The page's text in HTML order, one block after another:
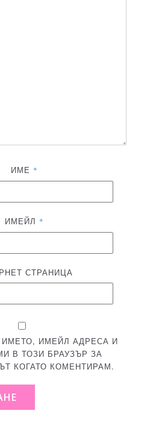
ИМЕ *
ИМЕЙЛ *
СТРАНИЦА
ИМЕЙЛ АДРЕСА И
В ТОЗИ БРАУЗЪР ЗА
КОГАТО КОМЕНТИРАМ.